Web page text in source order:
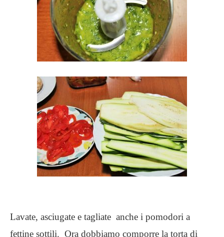
Lavate, asciugate e tagliate anche i pomodori a
fettine sottili. Ora dobbiamo comporre la torta di